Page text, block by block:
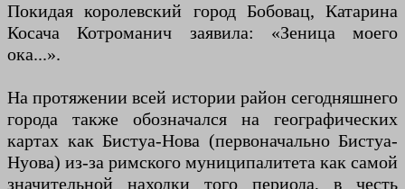
Покидая королевский город Бобовац, Катарина
Косача Котроманич заявила: «Зеница моего
ока...».
На протяжении всей истории район сегодняшнего
города также обозначался на географических
картах как Бистуа-Нова (первоначально Бистуа-
Нуова) из-за римского муниципалитета как самой
значительной находки того периода, в честь